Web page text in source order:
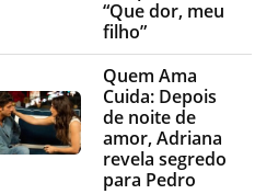
“Que dor, meu
filho”
Quem Ama
Cuida: Depois
de noite de
amor, Adriana
revela segredo
para Pedro